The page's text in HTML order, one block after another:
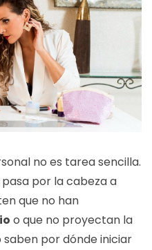
no es tarea sencilla.
pasa por la cabeza a
que no han
o que no proyectan la
por dónde iniciar